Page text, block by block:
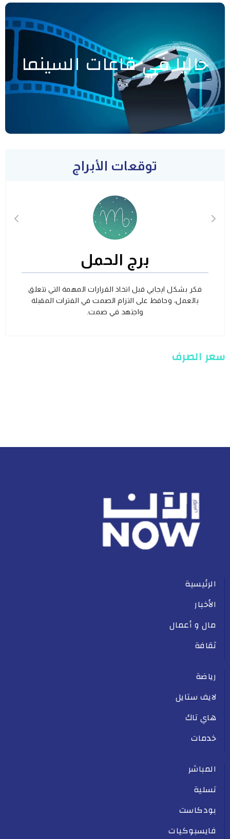
حاليا في قاعات السينما
توقعات الأبراج
برج الحمل
فكر بشكل ايجابي قبل اتخاذ القرارات المهمة التي تتعلق
بالعمل، وحافظ على التزام الصمت في الفترات المقبلة
واجتهد في صمت.
سعر الصرف
الرئيسية
الأخبار
مال و أعمال
ثقافة
رياضة
لايف ستايل
هاي تاك
خدمات
المباشر
تسلية
بودكاست
فايسبوكيات